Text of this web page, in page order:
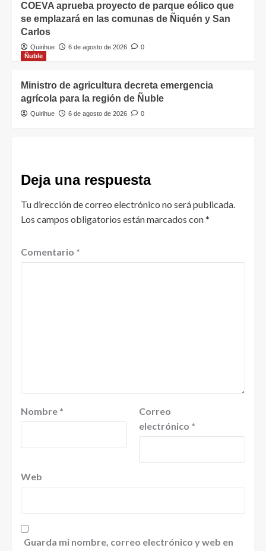
COEVA aprueba proyecto de parque eólico que
se emplazará en las comunas de Ñiquén y San
Carlos
Quirihue 6 de agosto de 2026
0
Ñuble
Ministro de agricultura decreta emergencia
agrícola para la región de Ñuble
Quirihue 6 de agosto de 2026 0
Deja una respuesta
Tu dirección de correo electrónico no será publicada.
Los campos obligatorios están marcados con*
Comentario *
Nombre *
Correo
electrónico *
Web
Guarda mi nombre, correo electrónico y web en